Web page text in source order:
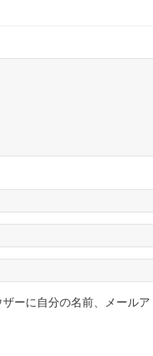
ーに自分の名前、メール